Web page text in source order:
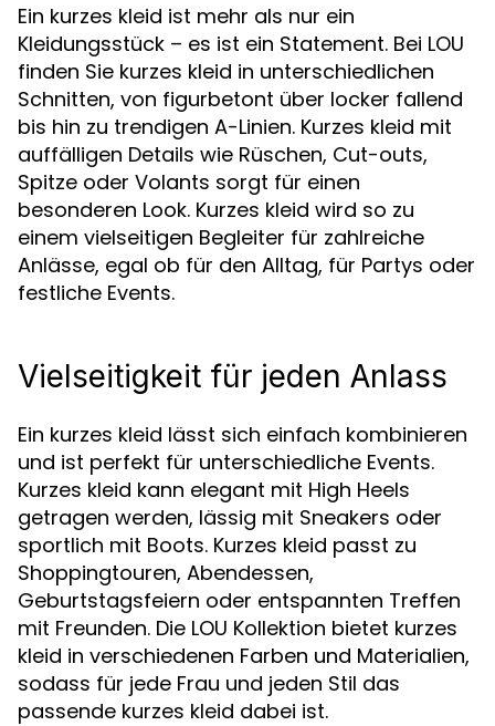
Ein kurzes kleid ist mehr als nur ein
Kleidungsstück – es ist ein Statement. Bei LOU
finden Sie kurzes kleid in unterschiedlichen
Schnitten, von figurbetont über locker fallend
bis hin zu trendigen A-Linien. Kurzes kleid mit
auffälligen Details wie Rüschen, Cut-outs,
Spitze oder Volants sorgt für einen
besonderen Look. Kurzes kleid wird so zu
einem vielseitigen Begleiter für zahlreiche
Anlässe, egal ob für den Alltag, für Partys oder
festliche Events.
Vielseitigkeit für jeden Anlass
Ein kurzes kleid lässt sich einfach kombinieren
und ist perfekt für unterschiedliche Events.
Kurzes kleid kann elegant mit High Heels
getragen werden, lässig mit Sneakers oder
sportlich mit Boots. Kurzes kleid passt zu
Shoppingtouren, Abendessen,
Geburtstagsfeiern oder entspannten Treffen
mit Freunden. Die LOU Kollektion bietet kurzes
kleid in verschiedenen Farben und Materialien,
sodass für jede Frau und jeden Stil das
passende kurzes kleid dabei ist.